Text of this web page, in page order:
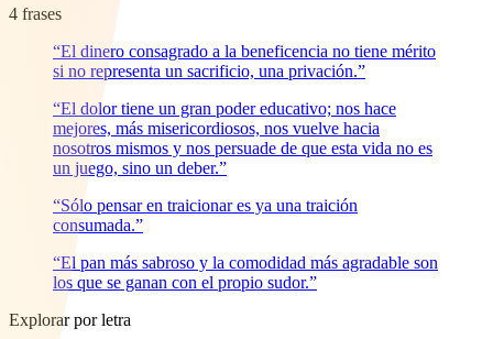
4 frases
“El dinero consagrado a la beneficencia no tiene mérito
si no representa un sacrificio, una privación.”
“El dolor tiene un gran poder educativo; nos hace
mejores, más misericordiosos, nos vuelve hacia
nosotros mismos y nos persuade de que esta vida no es
un juego, sino un deber.”
“Sólo pensar en traicionar es ya una traición
consumada.”
“El pan más sabroso y la comodidad más agradable son
los que se ganan con el propio sudor.”
Explorar por letra